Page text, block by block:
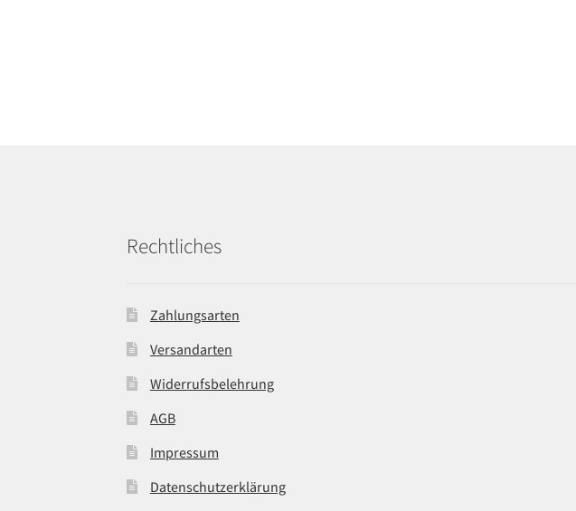
Rechtliches
Zahlungsarten
Versandarten
Widerrufsbelehrung
AGB
Impressum
Datenschutzerklärung